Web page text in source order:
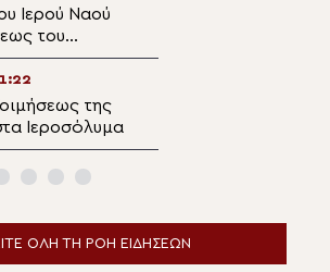
Ιερού Ναού
του
της
Ιεροσόλυμα
ΟΛΗ ΤΗ ΡΟΗ ΕΙΔΗΣΕΩΝ